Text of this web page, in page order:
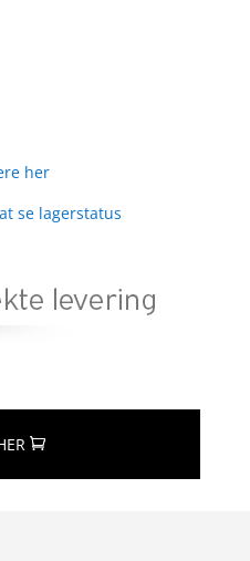
her
se lagerstatus